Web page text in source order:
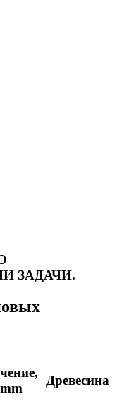
ЗАДАЧИ.
mm
Древесина